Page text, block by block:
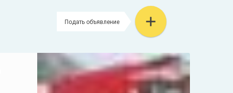
Подать объявление